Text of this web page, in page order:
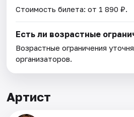
Стоимость билета: от 1 890 ₽.
Есть ли возрастные
Возрастные ограничения
организаторов.
Артист